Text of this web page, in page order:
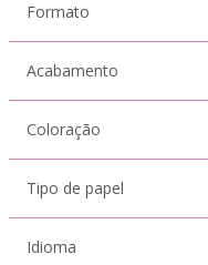
Formato
Acabamento
Coloração
Tipo de papel
Idioma